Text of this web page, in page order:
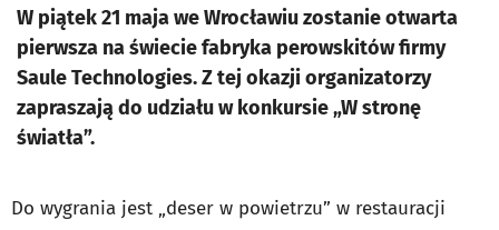
W piątek 21 maja we Wrocławiu zostanie otwarta
pierwsza na świecie fabryka perowskitów firmy
Saule Technologies. Z tej okazji organizatorzy
zapraszają do udziału w konkursie „W stronę
światła”.
Do wygrania jest „deser w powietrzu” w restauracji